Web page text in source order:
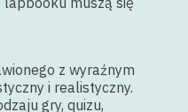
z wyraźnym
i realistyczny.
gry, quizu,